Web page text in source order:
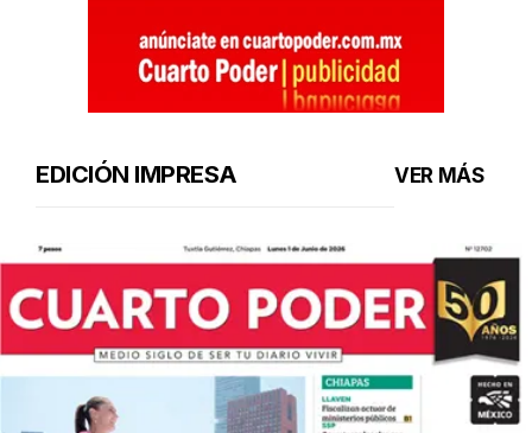
EDICIÓN IMPRESA VER MÁS